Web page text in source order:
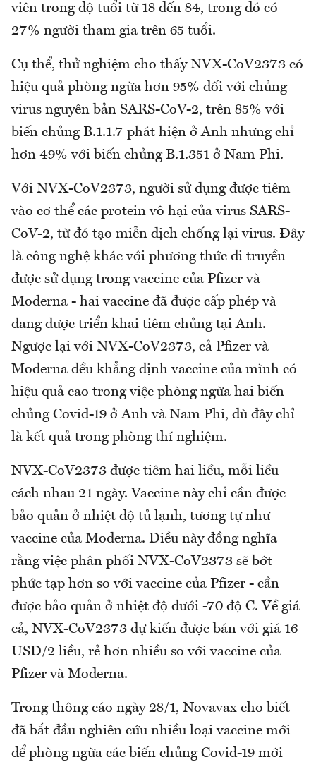
viên trong độ tuổi từ 18 đến 84, trong đó có
27% người tham gia trên 65 tuổi.
Cụ thể, thử nghiệm cho thấy NVX-CoV2373 có
hiệu quả phòng ngừa hơn 95% đối với chủng
virus nguyên bản SARS-CoV-2, trên 85% với
biến chủng B.1.1.7 phát hiện ở Anh nhưng chỉ
hơn 49% với biến chủng B.1.351 ở Nam Phi.
Với NVX-CoV2373, người sử dụng được tiêm
vào cơ thể các protein vô hại của virus SARS-
CoV-2, từ đó tạo miễn dịch chống lại virus. Đây
là công nghệ khác với phương thức di truyền
được sử dụng trong vaccine của Pfizer và
Moderna - hai vaccine đã được cấp phép và
đang được triển khai tiêm chủng tại Anh.
Ngược lại với NVX-CoV2373, cả Pfizer và
Moderna đều khẳng định vaccine của mình có
hiệu quả cao trong việc phòng ngừa hai biến
chủng Covid-19 ở Anh và Nam Phi, dù đây chỉ
là kết quả trong phòng thí nghiệm.
NVX-CoV2373 được tiêm hai liều, mỗi liều
cách nhau 21 ngày. Vaccine này chỉ cần được
bảo quản ở nhiệt độ tủ lạnh, tương tự như
vaccine của Moderna. Điều này đồng nghĩa
rằng việc phân phối NVX-CoV2373 sẽ bớt
phức tạp hơn so với vaccine của Pfizer - cần
được bảo quản ở nhiệt độ dưới -70 độ C. Về giá
cả, NVX-CoV2373 dự kiến được bán với giá 16
USD/2 liều, rẻ hơn nhiều so với vaccine của
Pfizer và Moderna.
Trong thông cáo ngày 28/1, Novavax cho biết
đã bắt đầu nghiên cứu nhiều loại vaccine mới
để phòng ngừa các biến chủng Covid-19 mới